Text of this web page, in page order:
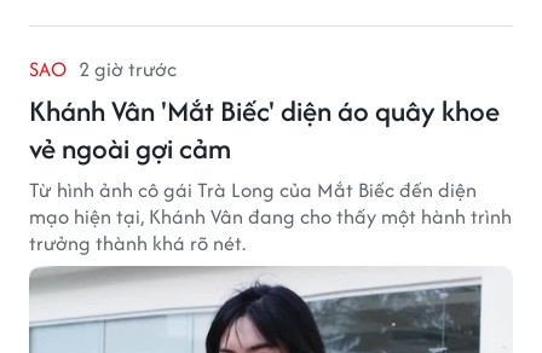
SAO 2 giờ trước
Khánh Vân 'Mắt Biếc' diện áo quây khoe
vẻ ngoài gợi cảm
Từ hình ảnh cô gái Trà Long của Mắt Biếc đến diện
mạo hiện tại, Khánh Vân đang cho thấy một hành trình
trưởng thành khá rõ nét.